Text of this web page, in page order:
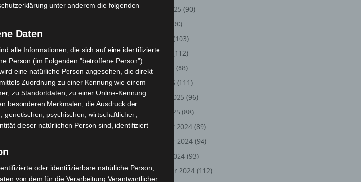
erlitten leichte
42-jährige Fahrerin des
ältere Frau war in dem
Hannover mit technischem
in nahegelegene
musste der
Rettungsdienst und
August 2025 (90)
(90)
(103)
Mai 2025
(112)
April 2025
(88)
März 2025 (111)
Februar 2025 (96)
Januar 2025 (88)
Dezember 2024 (89)
November 2024 (94)
Oktober 2024 (93)
September 2024 (112)
unter anderem die folgenden
Daten
alle Informationen, die sich auf eine identifizierte
Person (im Folgenden "betroffene Person")
eine natürliche Person angesehen, die direkt
Zuordnung zu einer Kennung wie einem
zu Standortdaten, zu einer Online-Kennung
besonderen Merkmalen, die Ausdruck der
genetischen, psychischen, wirtschaftlichen,
dieser natürlichen Person sind, identifiziert
oder identifizierbare natürliche Person,
von dem für die Verarbeitung Verantwortlichen